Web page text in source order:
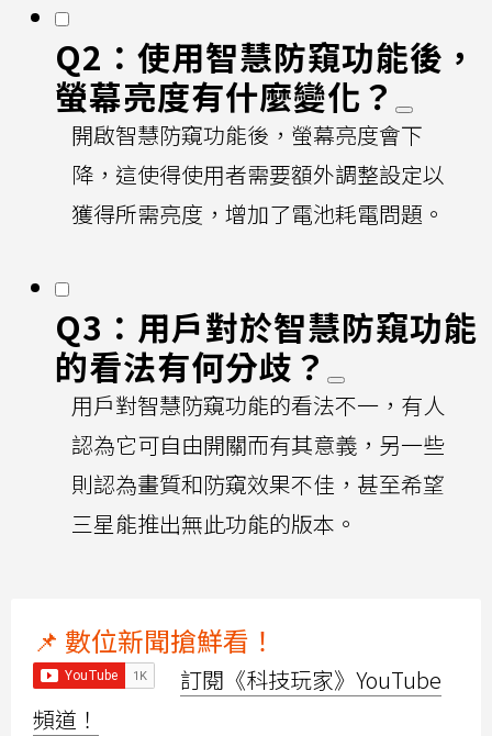
Q2：使用智慧防窺功能後，
螢幕亮度有什麼變化？
開啟智慧防窺功能後，螢幕亮度會下
降，這使得使用者需要額外調整設定以
獲得所需亮度，增加了電池耗電問題。
Q3：用戶對於智慧防窺功能
的看法有何分歧？
用戶對智慧防窺功能的看法不一，有人
認為它可自由開關而有其意義，另一些
則認為畫質和防窺效果不佳，甚至希望
三星能推出無此功能的版本。
📌 數位新聞搶鮮看！
訂閱《科技玩家》YouTube
頻道！